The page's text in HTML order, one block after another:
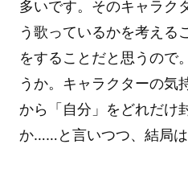
多いです。そのキャラク
う歌っているかを考える
をすることだと思うので
うか。キャラクターの気
から「自分」をどれだけ
か……と言いつつ、結局は